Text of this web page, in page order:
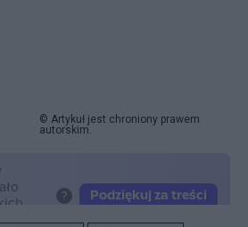
© Artykuł jest chroniony prawem
autorskim.